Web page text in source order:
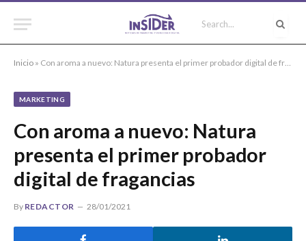
Inicio » Con aroma a nuevo: Natura presenta el primer probador digital de fragancias
MARKETING
Con aroma a nuevo: Natura
presenta el primer probador
digital de fragancias
By REDACTOR 28/01/2021